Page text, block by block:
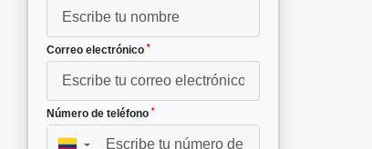
Correo electrónico *
Número de teléfono *
▼